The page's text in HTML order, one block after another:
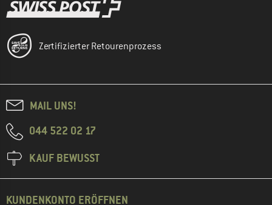
Zertifizierter Retourenprozess
MAIL UNS!
044 522 02 17
KAUF BEWUSST
KUNDENKONTO ERÖFFNEN